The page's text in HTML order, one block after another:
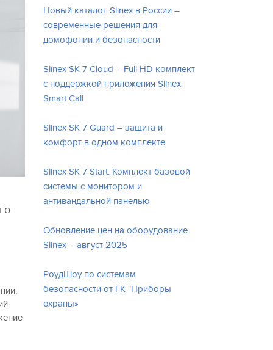
Новый каталог Slinex в России –
современные решения для
домофонии и безопасности
Slinex SK 7 Cloud – Full HD комплект
с поддержкой приложения Slinex
Smart Call
Slinex SK 7 Guard – защита и
комфорт в одном комплекте
Slinex SK 7 Start: Комплект базовой
системы с монитором и
антивандальной панелью
Обновление цен на оборудование
Slinex – август 2025
РоудШоу по системам
безопасности от ГК "Приборы
охраны»